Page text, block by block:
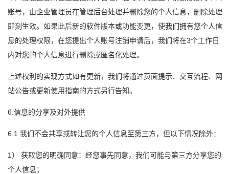
账号，由企业管理员在管理后台处理并删除您的个人信息，删除处理
即刻生效。如果此后新的软件版本或功能变更，使我们拥有您个人信
息的处理权限，在您提出个人账号注销申请后，我们将在3个工作日
内对您的个人信息进行删除或匿名化处理。
上述权利的实现方式如有更新，我们将通过页面提示、交互流程、网
站公告或更新使用指南的方式另行告知。
6.信息的分享及对外提供
6.1 我们不会共享或转让您的个人信息至第三方，但以下情况除外：
1） 获取您的明确同意：经您事先同意，我们可能与第三方分享您的
个人信息；